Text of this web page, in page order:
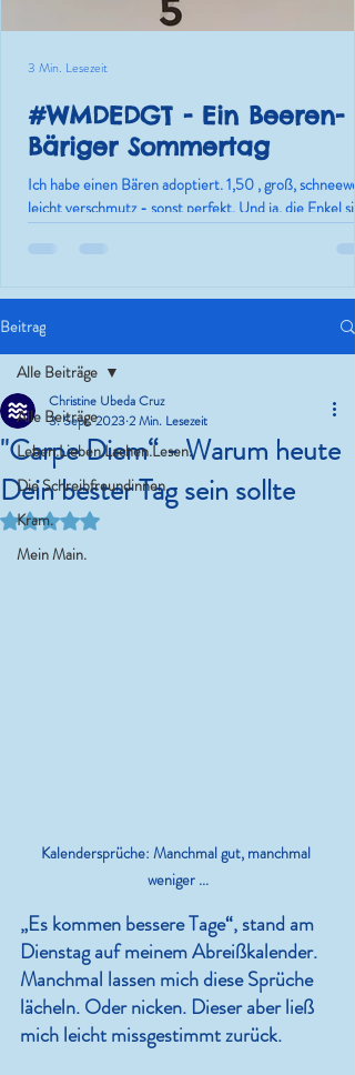
#WMDEDGT - Ein Beeren-
Bäriger Sommertag
Ich habe einen Bären adoptiert. 1,50 , groß,
leicht verschmutz - sonst perfekt. Und ja, die Enkel
3 Min. Lesezeit
Beitrag
Alle Beiträge
Leben.Lieben.Lachen.Lesen.
Die Schreibfreundinnen.
Kram.
Mein Main.
Alle Beiträge
"Carpe Diem“ - Warum heute
Dein bester Tag sein sollte
Christine Ubeda Cruz
3. Sept. 20232 Min. Lesezeit
Mit NaN von 5 Sternen bewertet.
Kalendersprüche: Manchmal gut, manchmal
weniger ...
„Es kommen bessere Tage“, stand am
Dienstag auf meinem Abreißkalender.
Manchmal lassen mich diese Sprüche
lächeln. Oder nicken. Dieser aber ließ
mich leicht missgestimmt zurück.